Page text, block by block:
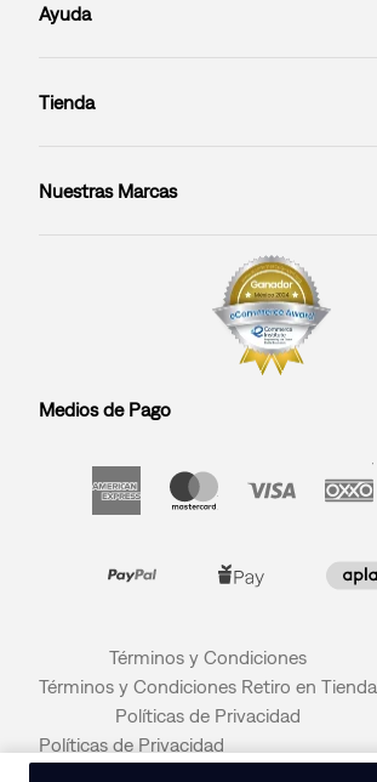
Ayuda
Tienda
Nuestras Marcas
Medios de Pago
Términos y Condiciones
Términos y Condiciones Retiro en Tienda
Políticas de Privacidad
Políticas de Privacidad